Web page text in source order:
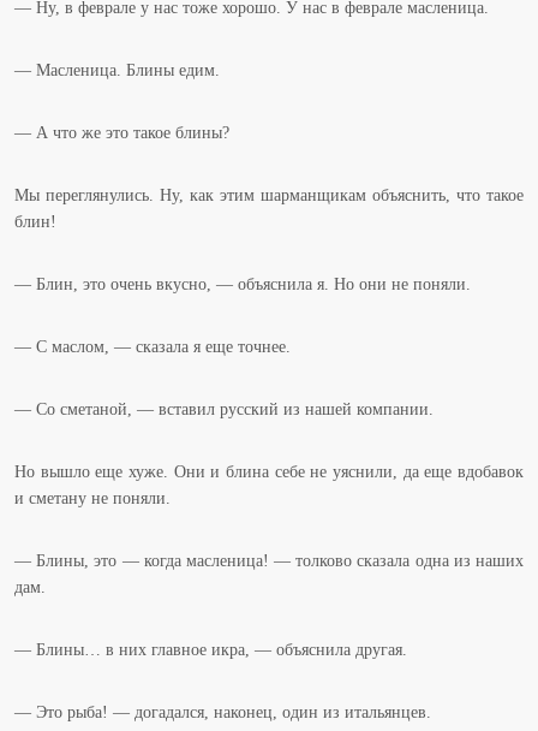
— Ну, в феврале у нас тоже хорошо. У нас в феврале масленица.
— Масленица. Блины едим.
— А что же это такое блины?
Мы переглянулись. Ну, как этим шарманщикам объяснить, что такое
блин!
— Блин, это очень вкусно, — объяснила я. Но они не поняли.
— С маслом, — сказала я еще точнее.
— Со сметаной, — вставил русский из нашей компании.
Но вышло еще хуже. Они и блина себе не уяснили, да еще вдобавок
и сметану не поняли.
— Блины, это — когда масленица! — толково сказала одна из наших
дам.
— Блины… в них главное икра, — объяснила другая.
— Это рыба! — догадался, наконец, один из итальянцев.